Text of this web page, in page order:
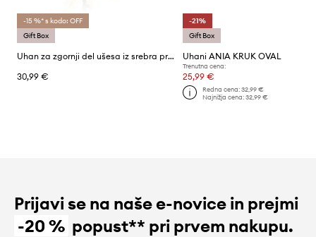
-15 %* s kodo: OFF
Gift Box
Uhan za zgornji del ušesa iz srebra prevlečenega z zlatom ANIA KRUK ROCK IT
30,99 €
-21%
Gift Box
Uhani ANIA KRUK OVAL
Trenutna cena:
25,99 €
Redna cena: 32,99 €
Najnižja cena: 32,99 €
Prijavi se na naše e-novice in prejmi
-20 % popust** pri prvem nakupu.